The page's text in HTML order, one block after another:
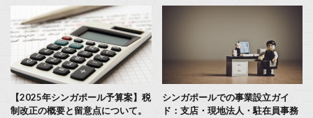
【2025年シンガポール予算案】税
制改正の概要と留意点について。
シンガポールでの事業設立ガイ
ド：支店・現地法人・駐在員事務